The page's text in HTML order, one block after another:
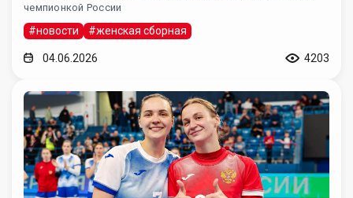
чемпионкой России
#новости #женская сборная
04.06.2026 4203